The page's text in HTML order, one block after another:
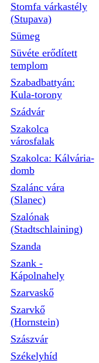
Stomfa várkastély
(Stupava)
Sümeg
Süvéte erődített
templom
Szabadbattyán:
Kula-torony
Szádvár
Szakolca
városfalak
Szakolca: Kálvária-
domb
Szalánc vára
(Slanec)
Szalónak
(Stadtschlaining)
Szanda
Szank -
Kápolnahely
Szarvaskő
Szarvkő
(Hornstein)
Szászvár
Székelyhíd